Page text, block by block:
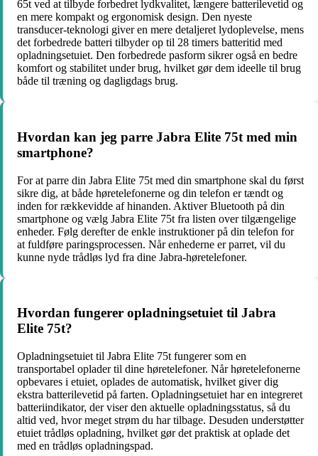
65t ved at tilbyde forbedret lydkvalitet, længere batterilevetid og
en mere kompakt og ergonomisk design. Den nyeste
transducer-teknologi giver en mere detaljeret lydoplevelse, mens
det forbedrede batteri tilbyder op til 28 timers batteritid med
opladningsetuiet. Den forbedrede pasform sikrer også en bedre
komfort og stabilitet under brug, hvilket gør dem ideelle til brug
både til træning og dagligdags brug.
Hvordan kan jeg parre Jabra Elite 75t med min
smartphone?
For at parre din Jabra Elite 75t med din smartphone skal du først
sikre dig, at både høretelefonerne og din telefon er tændt og
inden for rækkevidde af hinanden. Aktiver Bluetooth på din
smartphone og vælg Jabra Elite 75t fra listen over tilgængelige
enheder. Følg derefter de enkle instruktioner på din telefon for
at fuldføre paringsprocessen. Når enhederne er parret, vil du
kunne nyde trådløs lyd fra dine Jabra-høretelefoner.
Hvordan fungerer opladningsetuiet til Jabra
Elite 75t?
Opladningsetuiet til Jabra Elite 75t fungerer som en
transportabel oplader til dine høretelefoner. Når høretelefonerne
opbevares i etuiet, oplades de automatisk, hvilket giver dig
ekstra batterilevetid på farten. Opladningsetuiet har en integreret
batteriindikator, der viser den aktuelle opladningsstatus, så du
altid ved, hvor meget strøm du har tilbage. Desuden understøtter
etuiet trådløs opladning, hvilket gør det praktisk at oplade det
med en trådløs opladningspad.